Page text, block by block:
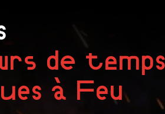
de temps
à Feu